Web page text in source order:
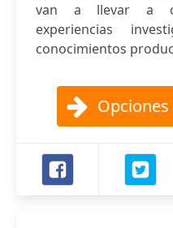
van a llevar a
experiencias
conocimientos